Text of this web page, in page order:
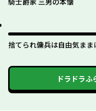
捨てられ傭兵は自由気まま
ドラドラ